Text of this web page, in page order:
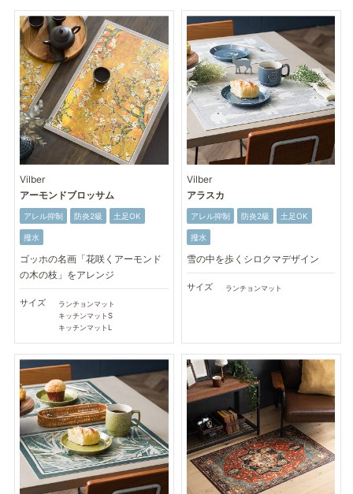
Vilber
アーモンドブロッサム
アレル抑制 防炎2級 土足OK
撥水
ゴッホの名画「花咲くアーモンド
の木の枝」をアレンジ
サイズ
ランチョンマット
キッチンマットS
キッチンマットL
Vilber
アラスカ
アレル抑制 防炎2級 土足OK
撥水
雪の中を歩くシロクマデザイン
サイズ ランチョンマット